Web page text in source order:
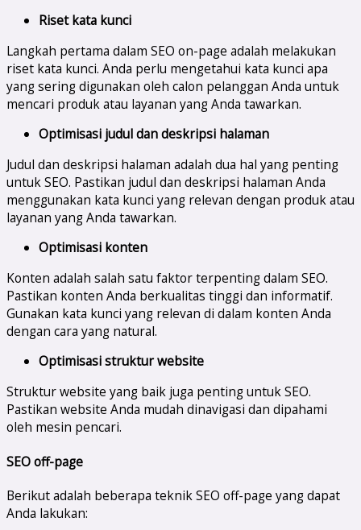
Riset kata kunci
Langkah pertama dalam SEO on-page adalah melakukan
riset kata kunci. Anda perlu mengetahui kata kunci apa
yang sering digunakan oleh calon pelanggan Anda untuk
mencari produk atau layanan yang Anda tawarkan.
Optimisasi judul dan deskripsi halaman
Judul dan deskripsi halaman adalah dua hal yang penting
untuk SEO. Pastikan judul dan deskripsi halaman Anda
menggunakan kata kunci yang relevan dengan produk atau
layanan yang Anda tawarkan.
Optimisasi konten
Konten adalah salah satu faktor terpenting dalam SEO.
Pastikan konten Anda berkualitas tinggi dan informatif.
Gunakan kata kunci yang relevan di dalam konten Anda
dengan cara yang natural.
Optimisasi struktur website
Struktur website yang baik juga penting untuk SEO.
Pastikan website Anda mudah dinavigasi dan dipahami
oleh mesin pencari.
SEO off-page
Berikut adalah beberapa teknik SEO off-page yang dapat
Anda lakukan: